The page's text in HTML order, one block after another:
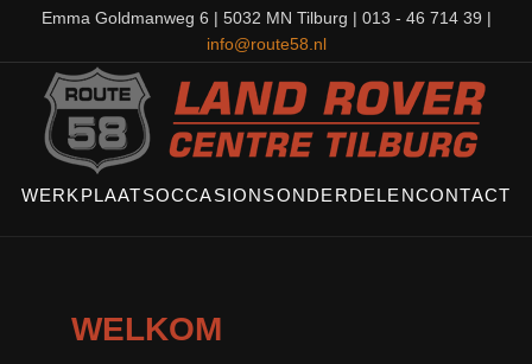
Emma Goldmanweg 6 | 5032 MN Tilburg | 013 - 46 714 39 |
info@route58.nl
WERKPLAATSOCCASIONSONDERDELENCONTACT
WELKOM